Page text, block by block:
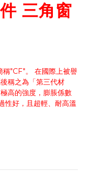
三角窗
"CF"。 在國際上被譽
稱之為「第三代材
高的強度，膨脹係數
性好，且超輕、耐高溫